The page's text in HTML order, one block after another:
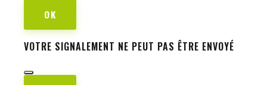
OK
VOTRE SIGNALEMENT NE PEUT PAS ÊTRE ENVOYÉ